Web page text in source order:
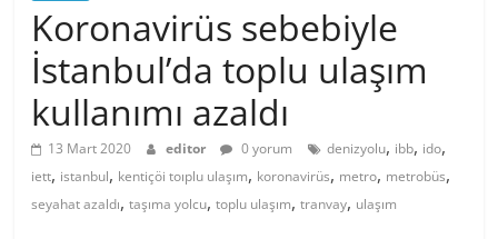
Koronavirüs sebebiyle
İstanbul’da toplu ulaşım
kullanımı azaldı
13 Mart 2020 editor 0 yorum denizyolu, ibb, ido,
iett, istanbul, kentiçöi toıplu ulaşım, koronavirüs, metro, metrobüs,
seyahat azaldı,taşıma yolcu,toplu ulaşım,tranvay, ulaşım